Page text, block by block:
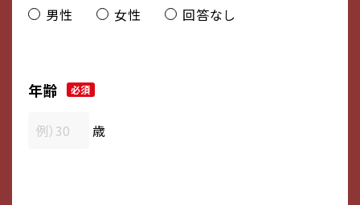
男性 女性 回答なし
年齢 必須
歳